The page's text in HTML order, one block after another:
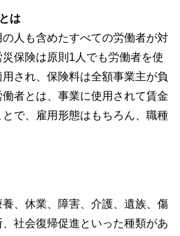
は
人も含めたすべての労働者が対
保険は原則1人でも労働者を使
され、保険料は全額事業主が負
者とは、事業に使用されて賃金
で、雇用形態はもちろん、職種
、休業、障害、介護、遺族、傷
社会復帰促進といった種類があ